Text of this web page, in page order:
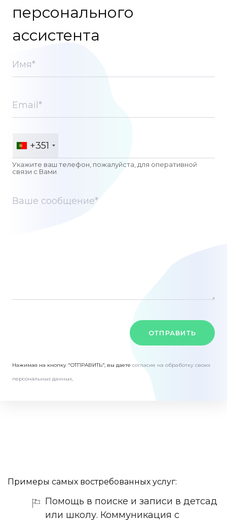
персонального
ассистента
+351
Укажите ваш телефон, пожалуйста, для оперативной
связи c Вами
ОТПРАВИТЬ
Нажимая на кнопку "ОТПРАВИТЬ", вы даете согласие на обработку своих
персональных данных.
Примеры самых востребованных услуг:
Помощь в поиске и записи в детсад
или школу. Коммуникация с